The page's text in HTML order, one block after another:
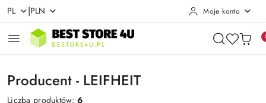
Przejdź do treści głównej
Przejdź do wyszukiwarki
Przejdź do moje konto
Przejdź do menu głównego
Przejdź do stopki
PL |PLN Moje konto
Producent - LEIFHEIT
Liczba produktów:6